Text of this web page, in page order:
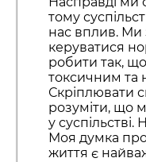
тому
нас вплив.
керуватися
робити так,
токсичним та
Скріплювати
розуміти, що
у
Моя думка
життя є